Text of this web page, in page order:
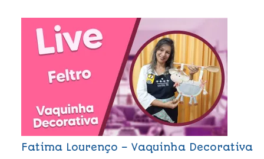
Fatima Lourenço – Vaquinha Decorativa